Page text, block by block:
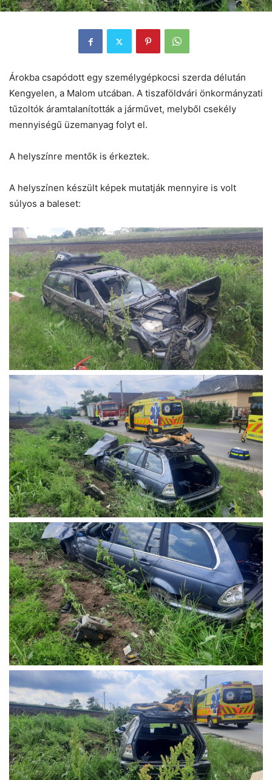
Árokba csapódott egy személygépkocsi szerda délután
Kengyelen, a Malom utcában. A tiszaföldvári önkormányzati
tűzoltók áramtalanították a járművet, melyből csekély
mennyiségű üzemanyag folyt el.
A helyszínre mentők is érkeztek.
A helyszínen készült képek mutatják mennyire is volt
súlyos a baleset: